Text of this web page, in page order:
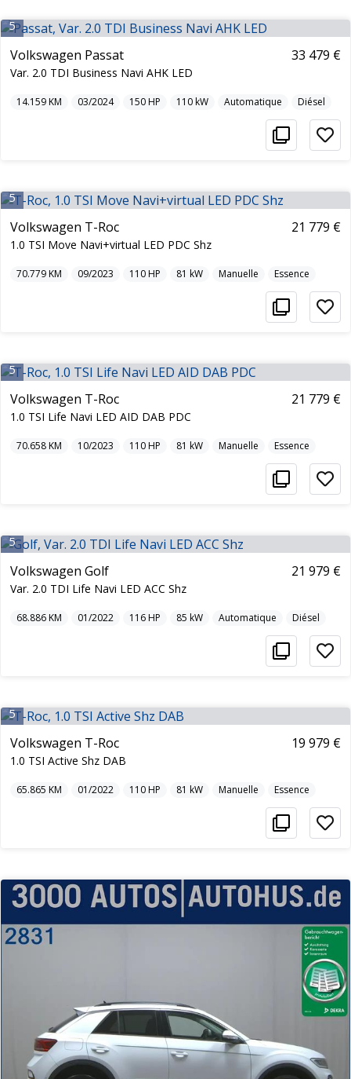
5
Volkswagen Passat
Var. 2.0 TDI Business Navi AHK LED
33 479 €
14.159KM 03/2024 150HP 110kW Automatique Diésel
5
Volkswagen T-Roc
1.0 TSI Move Navi+virtual LED PDC Shz
21 779 €
70.779KM 09/2023 110HP 81 kW Manuelle Essence
5
Volkswagen T-Roc
1.0 TSI Life Navi LED AID DAB PDC
21 779 €
70.658KM 10/2023 110HP 81 kW Manuelle Essence
5
Volkswagen Golf
Var. 2.0 TDI Life Navi LED ACC Shz
21 979 €
68.886KM 01/2022 116HP 85 kW Automatique Diésel
5
Volkswagen T-Roc
1.0 TSI Active Shz DAB
19 979 €
65.865 KM 01/2022 110HP 81 kW Manuelle Essence